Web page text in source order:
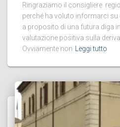
Ringraziamo il consigliere
perché ha voluto informarci
a proposito di una futura diga
valutazione positiva sulla
Ovviamente non
Leggi tutto